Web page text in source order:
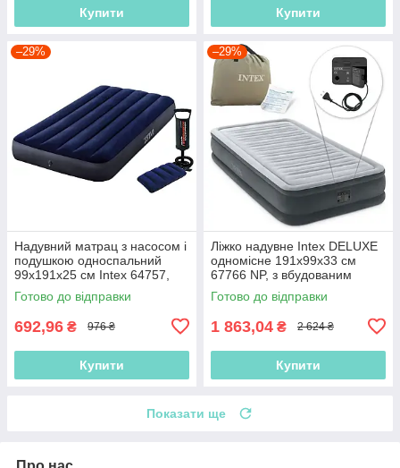
Купити Купити
–29%
Надувний матрац з насосом і
подушкою односпальний
99х191х25 см Intex 64757,
одномісний, інтекс
Готово до відправки
692,96 ₴ 976 ₴
Купити
–29%
Ліжко надувне Intex DELUXE
одномісне 191х99х33 см
67766 NP, з вбудованим
насосом 220
Готово до відправки
1 863,04 ₴ 2 624 ₴
Купити
Показати ще